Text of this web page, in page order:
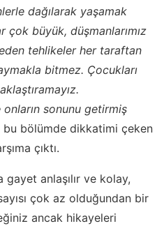
dağılarak yaşamak
büyük, düşmanlarımız
tehlikeler her taraftan
bitmez. Çocukları
onların sonunu getirmiş
bölümde dikkatimi çeken
çıktı.
gayet anlaşılır ve kolay,
çok az olduğundan bir
ancak hikayeleri